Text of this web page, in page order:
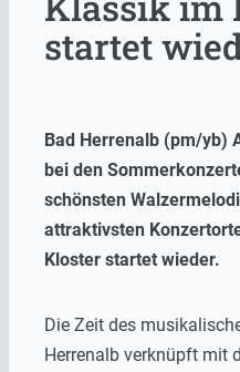
startet
Bad Herrenalb (pm/yb)
bei den
schönsten
attraktivsten
Kloster startet wieder.
Die Zeit des
Herrenalb verknüpft mit